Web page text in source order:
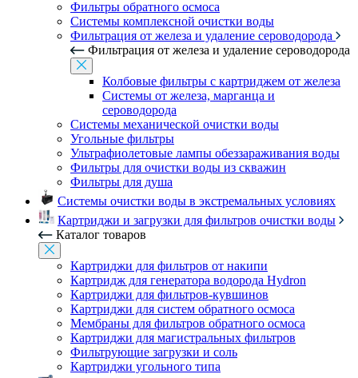
Фильтры обратного осмоса
Системы комплексной очистки воды
Фильтрация от железа и удаление сероводорода
Фильтрация от железа и удаление сероводорода
Колбовые фильтры с картриджем от железа
Системы от железа, марганца и
сероводорода
Системы механической очистки воды
Угольные фильтры
Ультрафиолетовые лампы обеззараживания воды
Фильтры для очистки воды из скважин
Фильтры для душа
Системы очистки воды в экстремальных условиях
Картриджи и загрузки для фильтров очистки воды
Каталог товаров
Картриджи для фильтров от накипи
Картридж для генератора водорода Hydron
Картриджи для фильтров-кувшинов
Картриджи для систем обратного осмоса
Мембраны для фильтров обратного осмоса
Картриджи для магистральных фильтров
Фильтрующие загрузки и соль
Картриджи угольного типа